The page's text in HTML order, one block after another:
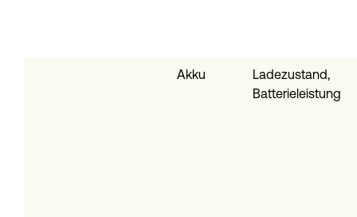
Akku
Ladezustand,
Batterieleistung